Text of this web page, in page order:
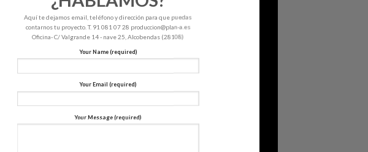
Aquí te dejamos email, teléfono y dirección para que puedas
contarnos tu proyecto. T. 91 081 07 28 produccion@plan-a.es
Oficina- C/ Valgrande 14 - nave 25, Alcobendas (28108)
Your Name (required)
Your Email (required)
Your Message (required)